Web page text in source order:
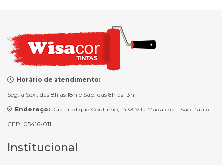
Horário de atendimento:
Seg. a Sex., das 8h às 18h e Sáb. das 8h às 13h.
Endereço: Rua Fradique Coutinho, 1433 Vila Madalena - São Paulo
CEP: 05416-011
Institucional